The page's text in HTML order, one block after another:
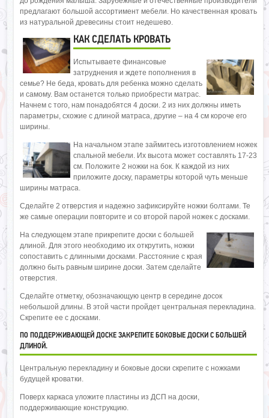
предлагают большой ассортимент мебели. Но качественная кровать
из натуральной древесины стоит недешево.
КАК СДЕЛАТЬ КРОВАТЬ
Испытываете финансовые
затруднения и ждете пополнения в
семье? Не беда, кровать для ребенка можно сделать
и самому. Вам останется только приобрести матрас.
Начнем с того, нам понадобятся 4 доски. 2 из них должны иметь
параметры, схожие с длиной матраса, другие – на 4 см короче его
ширины.
На начальном этапе займитесь изготовлением ножек
спальной мебели. Их высота может составлять 17-23
см. Положите 2 ножки на бок. К каждой из них
приложите доску, параметры которой чуть меньше
ширины матраса.
Сделайте 2 отверстия и надежно зафиксируйте ножки болтами. Те
же самые операции повторите и со второй парой ножек с досками.
На следующем этапе прикрепите доски с большей
длиной. Для этого необходимо их открутить, ножки
сопоставить с длинными досками. Расстояние с края
должно быть равным ширине доски. Затем сделайте
отверстия.
Сделайте отметку, обозначающую центр в середине досок
небольшой длины. В этой части пройдет центральная перекладина.
Скрепите ее с досками.
ПО ПОДДЕРЖИВАЮЩЕЙ ДОСКЕ ЗАКРЕПИТЕ БОКОВЫЕ ДОСКИ С БОЛЬШЕЙ
ДЛИНОЙ.
Центральную перекладину и боковые доски скрепите с ножками
будущей кроватки.
Поверх каркаса уложите пластины из ДСП на доски,
поддерживающие конструкцию.